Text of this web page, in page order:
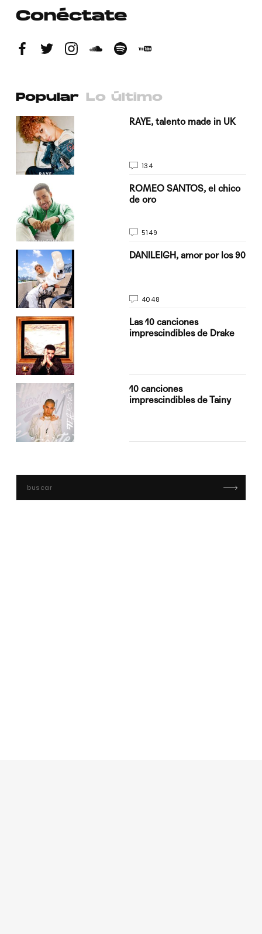
Conéctate
Popular Lo último
RAYE, talento made in UK
134
ROMEO SANTOS, el chico
de oro
5149
DANILEIGH, amor por los 90
4048
Las 10 canciones
imprescindibles de Drake
10 canciones
imprescindibles de Tainy